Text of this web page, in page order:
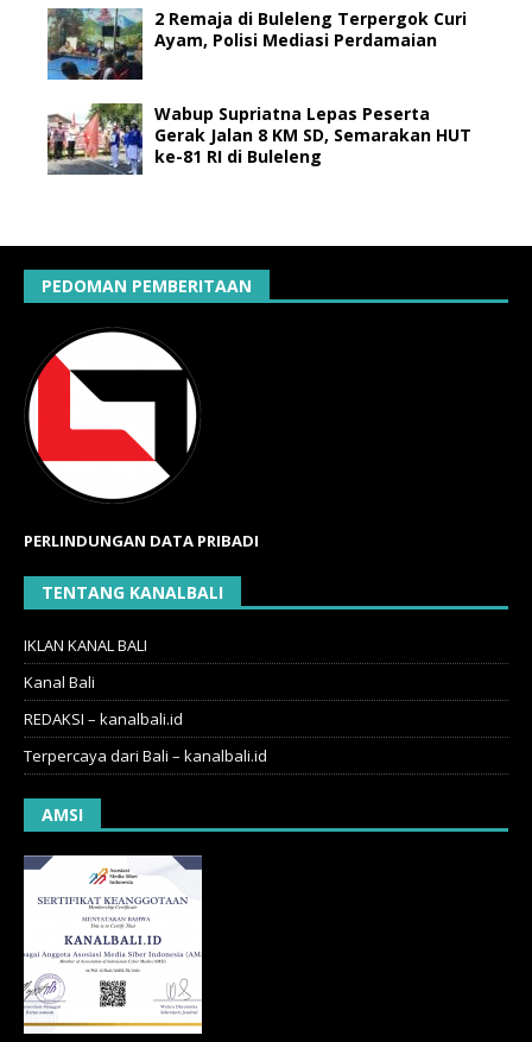
2 Remaja di Buleleng Terpergok Curi
Ayam, Polisi Mediasi Perdamaian
Wabup Supriatna Lepas Peserta
Gerak Jalan 8 KM SD, Semarakan HUT
ke-81 RI di Buleleng
PEDOMAN PEMBERITAAN
PERLINDUNGAN DATA PRIBADI
TENTANG KANALBALI
IKLAN KANAL BALI
Kanal Bali
REDAKSI – kanalbali.id
Terpercaya dari Bali – kanalbali.id
AMSI